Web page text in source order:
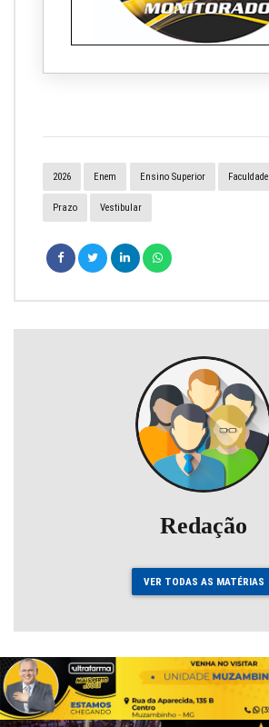
2026 Enem Ensino Superior Faculdade
Prazo Vestibular
Redação
VER TODAS AS MATÉRIAS